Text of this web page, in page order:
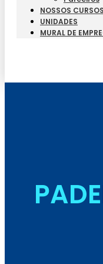
NOSSOS CURSOS
UNIDADES
MURAL DE